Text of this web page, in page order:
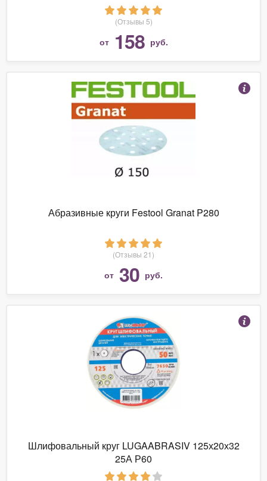
(Отзывы 5)
от 158 руб.
Абразивные круги Festool Granat P280
(Отзывы 21)
от 30 руб.
Шлифовальный круг LUGAABRASIV 125х20х32
25А Р60